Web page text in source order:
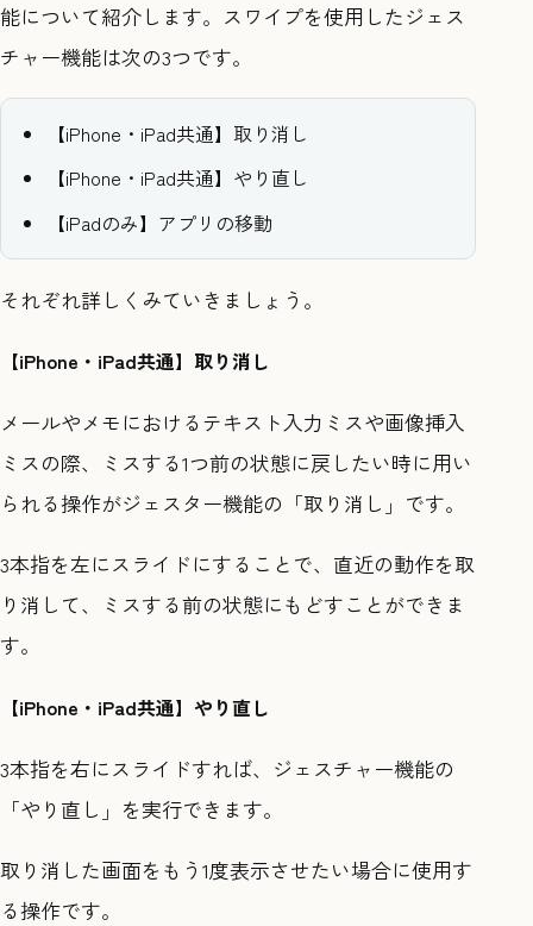
能について紹介します。スワイプを使用したジェス
チャー機能は次の3つです。
【iPhone・iPad共通】取り消し
【iPhone・iPad共通】やり直し
【iPadのみ】アプリの移動
それぞれ詳しくみていきましょう。
【iPhone・iPad共通】取り消し
メールやメモにおけるテキスト入力ミスや画像挿入
ミスの際、ミスする1つ前の状態に戻したい時に用い
られる操作がジェスター機能の「取り消し」です。
3本指を左にスライドにすることで、直近の動作を取
り消して、ミスする前の状態にもどすことができま
す。
【iPhone・iPad共通】やり直し
3本指を右にスライドすれば、ジェスチャー機能の
「やり直し」を実行できます。
取り消した画面をもう1度表示させたい場合に使用す
る操作です。